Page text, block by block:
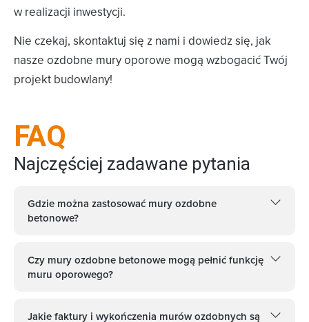
w realizacji inwestycji.
Nie czekaj, skontaktuj się z nami i dowiedz się, jak
nasze ozdobne mury oporowe mogą wzbogacić Twój
projekt budowlany!
FAQ
Najczęściej zadawane pytania
Gdzie można zastosować mury ozdobne
betonowe?
Czy mury ozdobne betonowe mogą pełnić funkcję
muru oporowego?
Jakie faktury i wykończenia murów ozdobnych są